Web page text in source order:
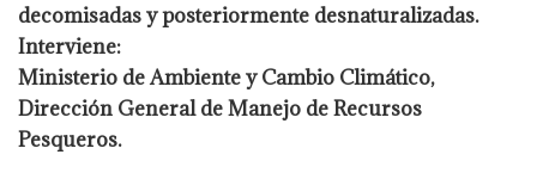
decomisadas y posteriormente desnaturalizadas.
Interviene:
Ministerio de Ambiente y Cambio Climático,
Dirección General de Manejo de Recursos
Pesqueros.